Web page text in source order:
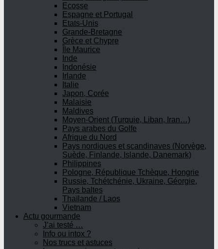
Ecosse
Espagne et Portugal
Etats-Unis
Grande-Bretagne
Grèce et Chypre
Île Maurice
Inde
Indonésie
Irlande
Italie
Japon, Corée
Malaisie
Maldives
Moyen-Orient (Turquie, Liban, Iran…)
Pays arabes du Golfe
Afrique du Nord
Pays nordiques et scandinaves (Norvège,
Suède, Finlande, Islande, Danemark)
Philippines
Pologne, République Tchèque, Hongrie
Russie, Tchétchénie, Ukraine, Géorgie,
Pays baltes
Thaïlande / Laos
Vietnam
Actu gourmande
J’ai testé …
Info ou intox ?
Nos trucs et astuces